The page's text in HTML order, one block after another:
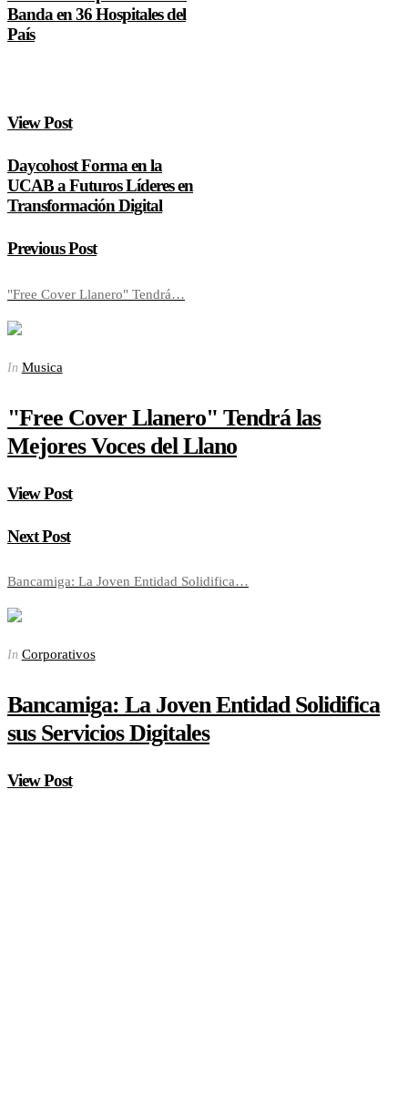
Banda en 36 Hospitales del
País
View Post
Daycohost Forma en la
UCAB a Futuros Líderes en
Transformación Digital
Previous Post
"Free Cover Llanero" Tendrá…
In Musica
"Free Cover Llanero" Tendrá las
Mejores Voces del Llano
View Post
Next Post
Bancamiga: La Joven Entidad Solidifica…
In Corporativos
Bancamiga: La Joven Entidad Solidifica
sus Servicios Digitales
View Post